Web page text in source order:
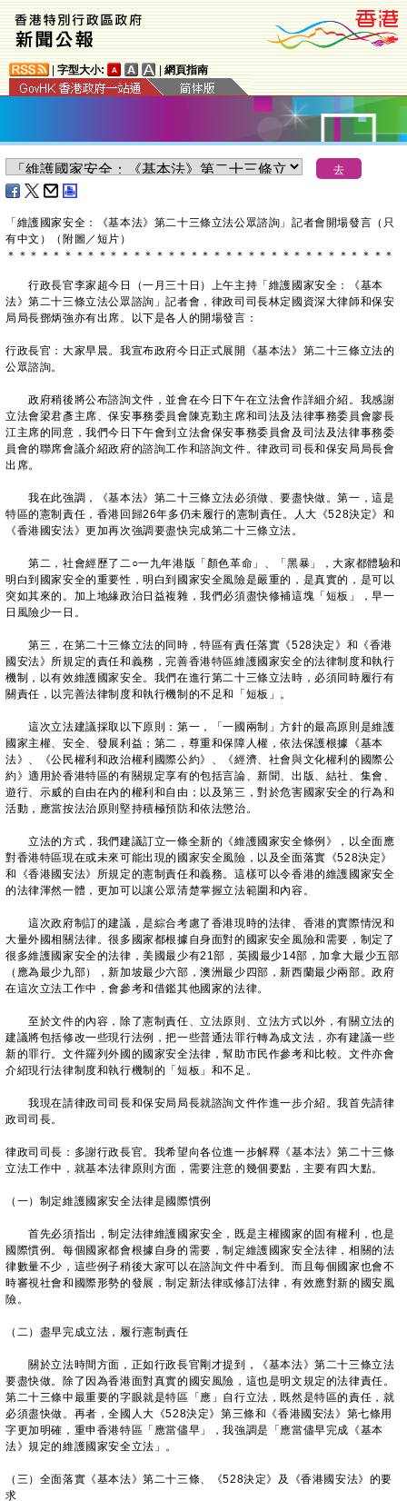
字型大小: 網頁指南
「維護國家安全：《基本法》第二十三條立法公眾諮詢」記者會開場發言（只
有中文）（附圖／短片）
＊ ＊ ＊ ＊ ＊ ＊ ＊ ＊ ＊ ＊ ＊ ＊ ＊ ＊ ＊ ＊ ＊ ＊ ＊ ＊ ＊ ＊ ＊ ＊ ＊ ＊ ＊ ＊ ＊ ＊ ＊ ＊ ＊ ＊
行政長官李家超今日（一月三十日）上午主持「維護國家安全：《基本
法》第二十三條立法公眾諮詢」記者會，律政司司長林定國資深大律師和保安
局局長鄧炳強亦有出席。以下是各人的開場發言：
行政長官：大家早晨。我宣布政府今日正式展開《基本法》第二十三條立法的
公眾諮詢。
政府稍後將公布諮詢文件，並會在今日下午在立法會作詳細介紹。我感謝
立法會梁君彥主席、保安事務委員會陳克勤主席和司法及法律事務委員會廖長
江主席的同意，我們今日下午會到立法會保安事務委員會及司法及法律事務委
員會的聯席會議介紹政府的諮詢工作和諮詢文件。律政司司長和保安局局長會
出席。
我在此強調，《基本法》第二十三條立法必須做、要盡快做。第一，這是
特區的憲制責任，香港回歸26年多仍未履行的憲制責任。人大《528決定》和
《香港國安法》更加再次強調要盡快完成第二十三條立法。
第二，社會經歷了二○一九年港版「顏色革命」、「黑暴」，大家都體驗和
明白到國家安全的重要性，明白到國家安全風險是嚴重的，是真實的，是可以
突如其來的。加上地緣政治日益複雜，我們必須盡快修補這塊「短板」，早一
日風險少一日。
第三，在第二十三條立法的同時，特區有責任落實《528決定》和《香港
國安法》所規定的責任和義務，完善香港特區維護國家安全的法律制度和執行
機制，以有效維護國家安全。我們在進行第二十三條立法時，必須同時履行有
關責任，以完善法律制度和執行機制的不足和「短板」。
這次立法建議採取以下原則：第一，「一國兩制」方針的最高原則是維護
國家主權、安全、發展利益；第二，尊重和保障人權，依法保護根據《基本
法》、《公民權利和政治權利國際公約》、《經濟、社會與文化權利的國際公
約》適用於香港特區的有關規定享有的包括言論、新聞、出版、結社、集會、
遊行、示威的自由在內的權利和自由；以及第三，對於危害國家安全的行為和
活動，應當按法治原則堅持積極預防和依法懲治。
立法的方式，我們建議訂立一條全新的《維護國家安全條例》，以全面應
對香港特區現在或未來可能出現的國家安全風險，以及全面落實《528決定》
和《香港國安法》所規定的憲制責任和義務。這樣可以令香港的維護國家安全
的法律渾然一體，更加可以讓公眾清楚掌握立法範圍和內容。
這次政府制訂的建議，是綜合考慮了香港現時的法律、香港的實際情況和
大量外國相關法律。很多國家都根據自身面對的國家安全風險和需要，制定了
很多維護國家安全的法律，美國最少有21部，英國最少14部，加拿大最少五部
（應為最少九部），新加坡最少六部，澳洲最少四部，新西蘭最少兩部。政府
在這次立法工作中，會參考和借鑑其他國家的法律。
至於文件的內容，除了憲制責任、立法原則、立法方式以外，有關立法的
建議將包括修改一些現行法例，把一些普通法罪行轉為成文法，亦有建議一些
新的罪行。文件羅列外國的國家安全法律，幫助市民作參考和比較。文件亦會
介紹現行法律制度和執行機制的「短板」和不足。
我現在請律政司司長和保安局局長就諮詢文件作進一步介紹。我首先請律
政司司長。
律政司司長：多謝行政長官。我希望向各位進一步解釋《基本法》第二十三條
立法工作中，就基本法律原則方面，需要注意的幾個要點，主要有四大點。
（一）制定維護國家安全法律是國際慣例
首先必須指出，制定法律維護國家安全，既是主權國家的固有權利，也是
國際慣例。每個國家都會根據自身的需要，制定維護國家安全法律，相關的法
律數量不少，這些例子稍後大家可以在諮詢文件中看到。而且每個國家也會不
時審視社會和國際形勢的發展，制定新法律或修訂法律，有效應對新的國安風
險。
（二）盡早完成立法，履行憲制責任
關於立法時間方面，正如行政長官剛才提到，《基本法》第二十三條立法
要盡快做。除了因為香港面對真實的國安風險，這也是明文規定的法律責任。
第二十三條中最重要的字眼就是特區「應」自行立法，既然是特區的責任，就
必須盡快做。再者，全國人大《528決定》第三條和《香港國安法》第七條用
字更加明確，重申香港特區「應當儘早」，我強調是「應當儘早完成《基本
法》規定的維護國家安全立法」。
（三）全面落實《基本法》第二十三條、《528決定》及《香港國安法》的要
求